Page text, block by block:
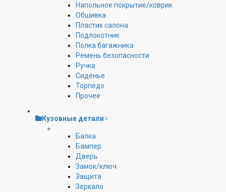
Напольное покрытие/коврик
Обшивка
Пластик салона
Подлокотник
Полка багажника
Ремень безопасности
Ручка
Сиденье
Торпедо
Прочее
Кузовные детали
Балка
Бампер
Дверь
Замок/ключ
Защита
Зеркало